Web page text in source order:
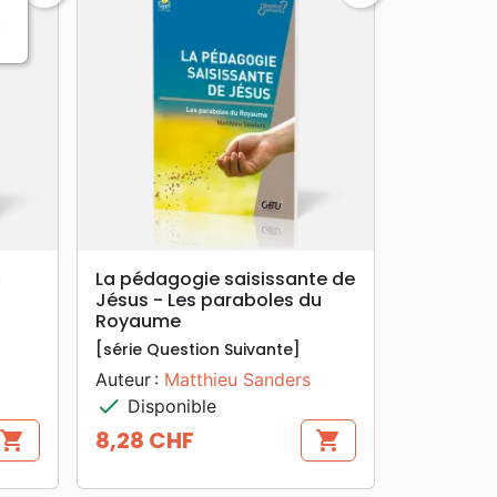
shopping_cart
search APERÇU RAPIDE
La pédagogie saisissante de
Jésus - Les paraboles du
Royaume
[série Question Suivante]
Auteur : Matthieu Sanders
check Disponible
Prix
8,28 CHF shopping_cart